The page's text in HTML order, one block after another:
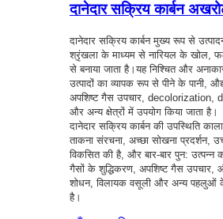
दानेदार सक्रिय कार्बन
दानेदार सक्रिय कार्बन मुख्य रूप से
श्रृंखला के माध्यम से नारियल के खोल,
से बनाया जाता है।यह निश्चित और
उत्पादों का व्यापक रूप से पीने के पानी,
अपशिष्ट गैस उपचार, decolorization,
और अन्य क्षेत्रों में उपयोग किया जाता है।
दानेदार सक्रिय कार्बन की उपस्थिति
ताकना संरचना, अच्छा सोखना प्रदर्शन,
विकसित की है, और बार-बार पुन: उत्पन्न
गैसों के शुद्धिकरण, अपशिष्ट गैस
शोधन, विलायक वसूली और अन्य पहलुओं के
है।